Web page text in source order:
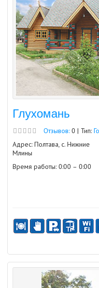
Глухомань
Отзывов: 0 | Тип:
Адрес: Полтава, с. Нижние
Млины
Время работы: 0:00 – 0:00